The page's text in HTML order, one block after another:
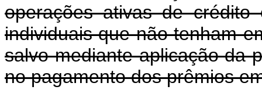
operações ativas de
individuais que não tenham
salvo mediante aplicação da
no pagamento dos prêmios